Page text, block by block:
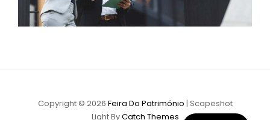
Copyright © 2026 Feira Do Património | Scapeshot
Light ByCatch Themes